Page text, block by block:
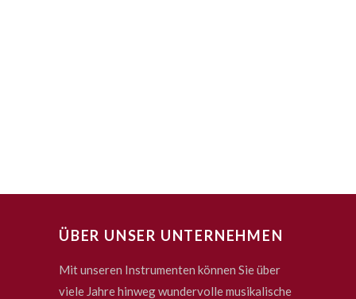
ÜBER UNSER UNTERNEHMEN
Mit unseren Instrumenten können Sie über
viele Jahre hinweg wundervolle musikalische